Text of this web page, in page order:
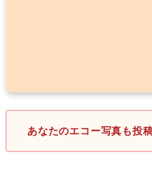
あなたのエコー写真も投